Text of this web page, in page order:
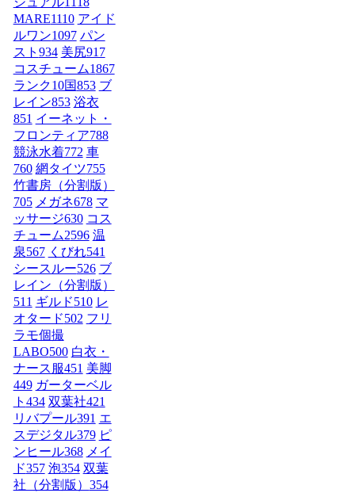
MARE1110 アイド
ルワン1097 パン
スト 934 美尻917
コスチューム1867
ランク10国853 ブ
レイン853 浴衣
851 イーネット・
フロンティア788
競泳水着772 車
760 網タイツ755
竹書房（分割版）
705 メガネ678 マ
ッサージ630 コス
チューム2596 温
泉567 くびれ541
シースルー526 ブ
レイン（分割版）
511 ギルド510 レ
オタード502 フリ
ラモ個撮
LABO500 白衣・
ナース服451 美脚
449 ガーターベル
ト 434 双葉社421
リバプール391 エ
スデジタル379 ピ
ンヒール368 メイ
ド357 泡354 双葉
社（分割版） 354